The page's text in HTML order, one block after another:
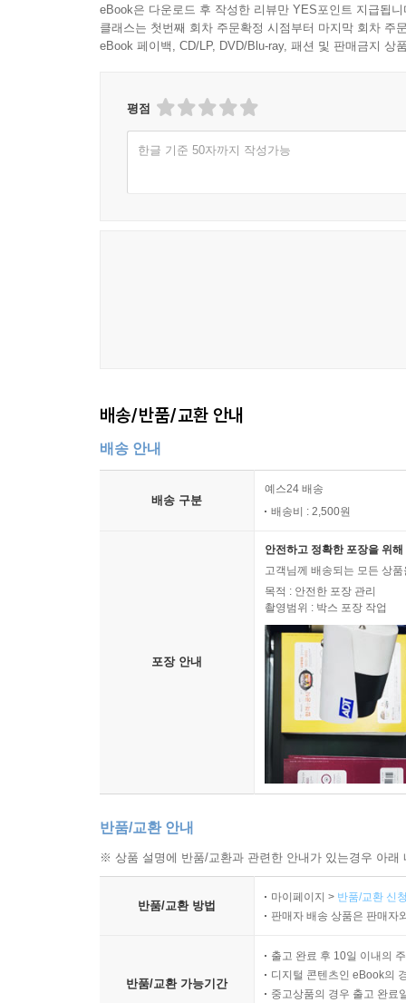
eBook은 다운로드 후 작성한 리뷰만 YES포인트 지급됩니
클래스는 첫번째 회차 주문확정 시점부터 마지막 회차 주
eBook 페이백, CD/LP, DVD/Blu-ray, 패션 및 판매금지 상
평점
한글 기준 50자까지 작성가능
배송/반품/교환 안내
배송 안내
배송 구분
예스24 배송
배송비 : 2,500원
포장 안내
안전하고 정확한 포장을 위
고객님께 배송되는 모든 상
목적 : 안전한 포장 관리
촬영범위 : 박스 포장 작업
반품/교환 안내
※ 상품 설명에 반품/교환과 관련한 안내가 있는경우 아
반품/교환 방법
마이페이지 > 반품/교환 신
판매자 배송 상품은 판매자
반품/교환 가능기간
출고 완료 후 10일 이내의
디지털 콘텐츠인 eBook의
중고상품의 경우 출고 완료